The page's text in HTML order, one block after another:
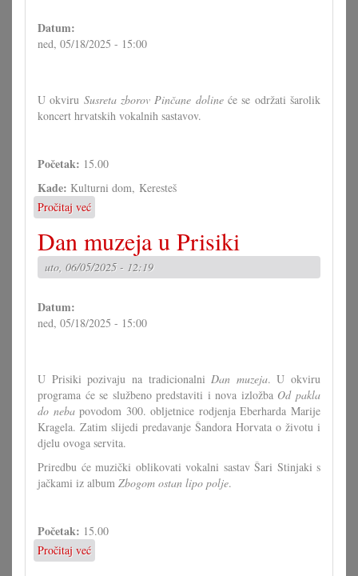
Datum:
ned, 05/18/2025 - 15:00
U okviru Susreta zborov Pinčane dolineće se održati šarolik
koncert hrvatskih vokalnih sastavov.
Početak: 15.00
Kade: Kulturni dom, Keresteš
Pročitaj već
Susret
zborov
Pinčene
doline
Dan muzeja u Prisiki
uto, 06/05/2025 - 12:19
Datum:
ned, 05/18/2025 - 15:00
U Prisiki pozivaju na tradicionalni Dan muzeja. U okviru
programa će se službeno predstaviti i nova izložba Od pakla
do nebapovodom 300. obljetnice rodjenja Eberharda Marije
Kragela. Zatim slijedi predavanje Šandora Horvata o životu i
djelu ovoga servita.
Priredbu će muzički oblikovati vokalni sastav Šari Stinjaki s
jačkami iz album Zbogom ostan lipo polje.
Početak: 15.00
Pročitaj već
Dan